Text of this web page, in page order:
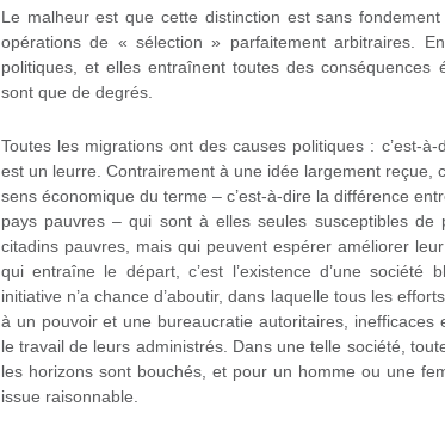
Le malheur est que cette distinction est sans
opérations de « sélection » parfaitement arbitraires.
politiques, et elles entraînent toutes des
sont que de degrés.
Toutes les migrations ont des causes politiques : c’est-
est un leurre. Contrairement à une idée largement reçue,
sens économique du terme – c’est-à-dire la différence
pays pauvres – qui sont à elles seules susceptibles
citadins pauvres, mais qui peuvent espérer améliorer
qui entraîne le départ, c’est l’existence d’une société
initiative n’a chance d’aboutir, dans laquelle tous les
à un pouvoir et une bureaucratie autoritaires,
le travail de leurs administrés. Dans une telle société,
les horizons sont bouchés, et pour un homme ou une
issue raisonnable.